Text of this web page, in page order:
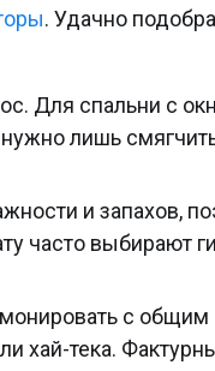
. Удачно
Для спальни с
лишь
и запахов,
часто выбирают
с общим
хай-тека.